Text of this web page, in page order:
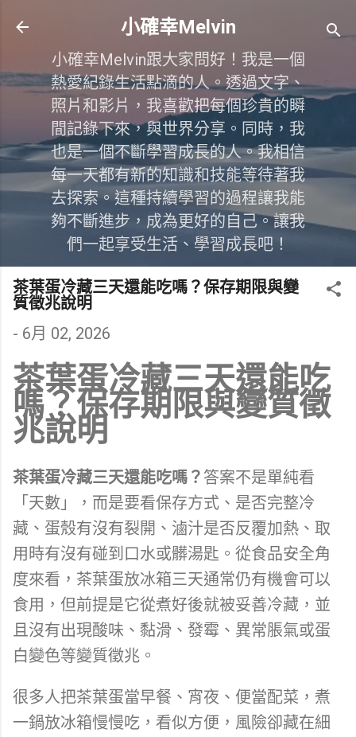
跳到主要內容
小確幸Melvin
小確幸Melvin跟大家問好！我是一個
熱愛紀錄生活點滴的人。透過文字、
照片和影片，我喜歡把每個珍貴的瞬
間記錄下來，與世界分享。同時，我
也是一個不斷學習成長的人。我相信
每一天都有新的知識和技能等待著我
去探索。這種持續學習的過程讓我能
夠不斷進步，成為更好的自己。讓我
們一起享受生活、學習成長吧！
茶葉蛋冷藏三天還能吃嗎？保存期限與變
質徵兆說明
- 6月 02, 2026
茶葉蛋冷藏三天還能吃
嗎？保存期限與變質徵
兆說明
茶葉蛋冷藏三天還能吃嗎？ 答案不是單純看
「天數」，而是要看保存方式、是否完整冷
藏、蛋殼有沒有裂開、滷汁是否反覆加熱、取
用時有沒有碰到口水或髒湯匙。從食品安全角
度來看，茶葉蛋放冰箱三天通常仍有機會可以
食用，但前提是它從煮好後就被妥善冷藏，並
且沒有出現酸味、黏滑、發霉、異常脹氣或蛋
白變色等變質徵兆。
很多人把茶葉蛋當早餐、宵夜、便當配菜，煮
一鍋放冰箱慢慢吃，看似方便，風險卻藏在細